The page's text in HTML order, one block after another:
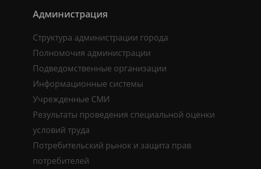
Администрация
Структура администрации города
Полномочия администрации
Подведомственные организации
Информационные системы
Учрежденные СМИ
Результаты проведения специальной оценки
условий труда
Потребительский рынок и защита прав
потребителей